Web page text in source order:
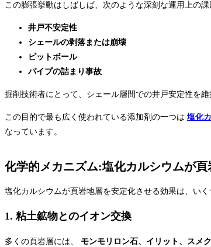
この膨張挙動はしばしば、次のような深刻な運用上の
井戸不安定性
シェールの剥落または崩壊
ビットボール
パイプの詰まり事故
掘削技術者にとって、シェール層間での井戸安定性を
この目的で最も広く使われている添加剤の一つは 塩化
なっています。
化学的メカニズム:塩化カルシウムが
塩化カルシウムが頁岩地層を安定化させる効果は、い
1. 粘土鉱物とのイオン交換
多くの頁岩層には、 モンモリロン石、イリット、スメ